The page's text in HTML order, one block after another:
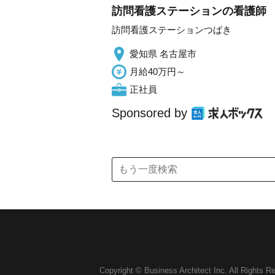
訪問看護ステーションの看護師
訪問看護ステーションつばき
愛知県 名古屋市
月給40万円～
正社員
Sponsored by
Copyright © Business Architect Inc. All Rights